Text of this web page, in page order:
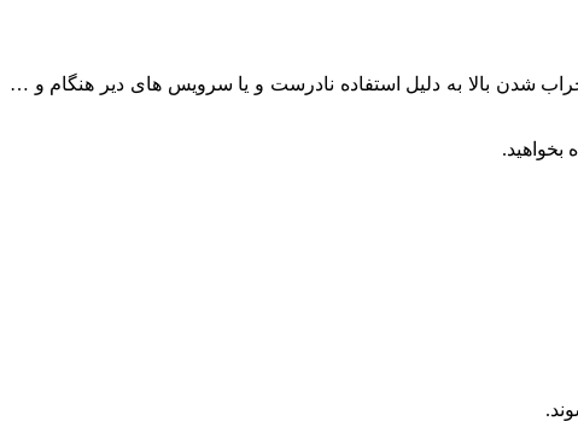
شدن بالا به دلیل استفاده نادرست و یا سرویس های دیر هنگام و …